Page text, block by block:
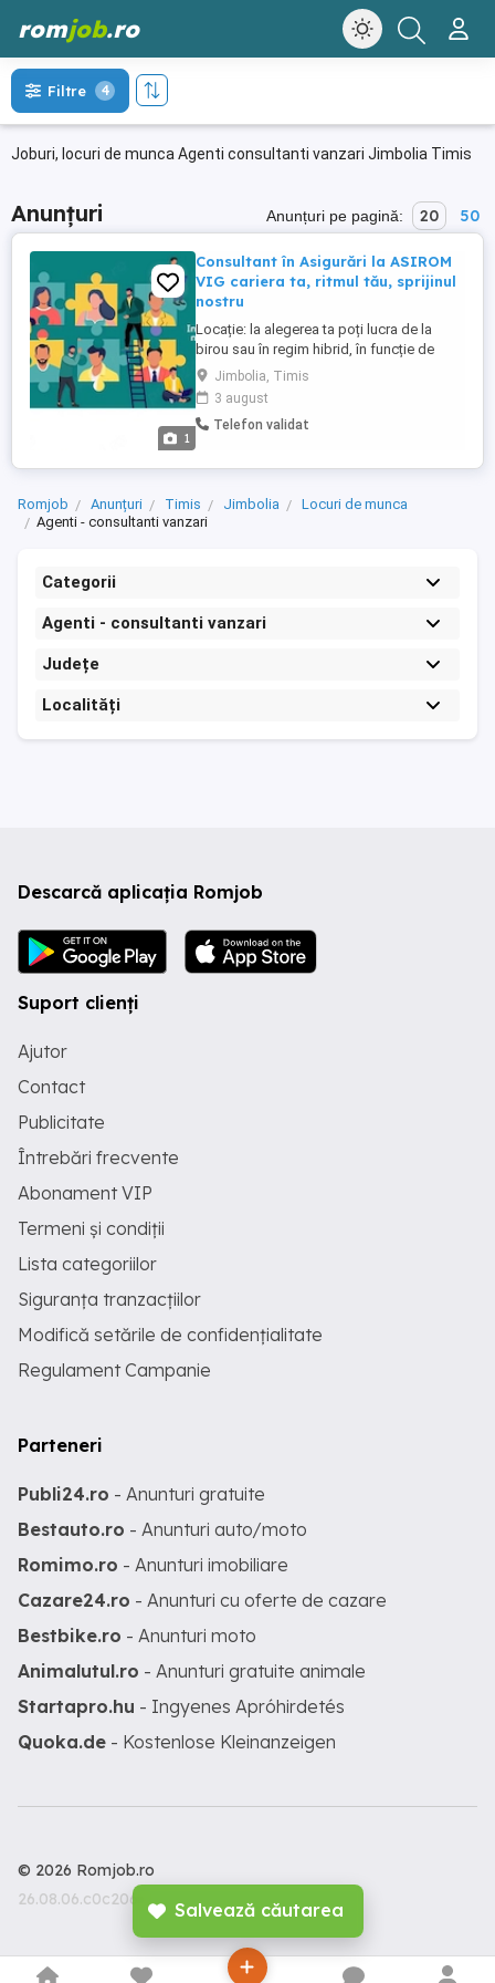
romjob.ro
Salvează căutarea
Joburi, locuri de munca Agenti consultanti vanzari Jimbolia Timis
Filtre 4
Anunțuri Anunțuri pe pagină: 20 50
1
Consultant în Asigurări la ASIROM
VIG cariera ta, ritmul tău, sprijinul
nostru
Locație: la alegerea ta poți lucra de la
birou sau în regim hibrid, în funcție de
modul în care îți organizezi activitatea. Îți
dorești o carieră în care veniturile depind
de implicarea ta, ai flexibilitate și
oportunități reale de dezvoltare? La
dintre liderii ...
Jimbolia, Timis
3 august
Telefon validat
Romjob Anunțuri Timis Jimbolia
Locuri de munca
Agenti - consultanti vanzari
Categorii
Agenti - consultanti vanzari
Județe
Localități
Descarcă aplicația Romjob
Suport clienți
Ajutor
Contact
Publicitate
Întrebări frecvente
Abonament VIP
Termeni și condiții
Lista categoriilor
Siguranța tranzacțiilor
Modifică setările de confidențialitate
Regulament Campanie
Parteneri
Publi24.ro - Anunturi gratuite
Bestauto.ro - Anunturi auto/moto
Romimo.ro - Anunturi imobiliare
Cazare24.ro - Anunturi cu oferte de cazare
Bestbike.ro - Anunturi moto
Animalutul.ro - Anunturi gratuite animale
Startapro.hu - Ingyenes Apróhirdetés
Quoka.de - Kostenlose Kleinanzeigen
© 2026 Romjob.ro
26.08.06.c0c206c